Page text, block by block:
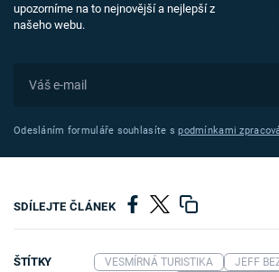
upozorníme na to nejnovější a nejlepší z
našeho webu.
Odesláním formuláře souhlasíte spodmínkami
SDÍLEJTE ČLÁNEK
ŠTÍTKY VESMÍRNÁ TURISTIKA JEFF